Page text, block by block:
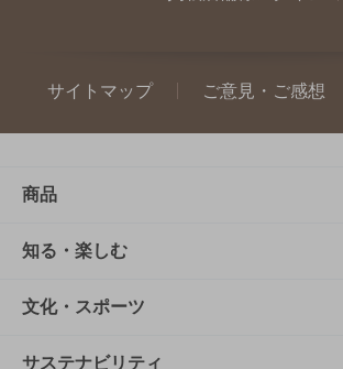
サイトマップ ご意見・ご感想
商品
商品TOP
商品一覧
商品発売情報
知る・楽しむ
知る・楽しむTOP
キャンペーン
文化・スポーツ
文化・スポーツTOP
サステナビリティ